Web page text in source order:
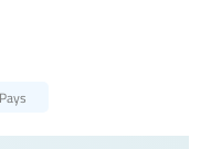
Pays